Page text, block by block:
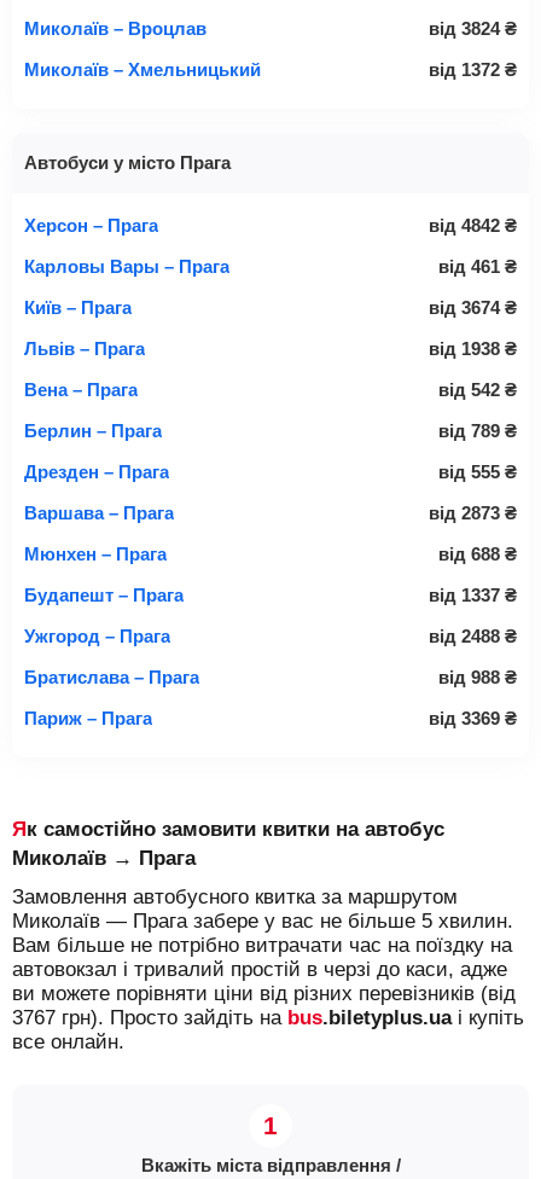
Миколаїв – Вроцлав
від 3824 ₴
Миколаїв – Хмельницький
від 1372 ₴
Автобуси у місто Прага
Херсон – Прага від 4842 ₴
Карловы Вары – Прага
від 461 ₴
Київ – Прага
від 3674 ₴
Львів – Прага
від 1938 ₴
Вена – Прага
від 542 ₴
Берлин – Прага
від 789 ₴
Дрезден – Прага
від 555 ₴
Варшава – Прага
від 2873 ₴
Мюнхен – Прага
від 688 ₴
Будапешт – Прага
від 1337 ₴
Ужгород – Прага
від 2488 ₴
Братислава – Прага
від 988 ₴
Париж – Прага
від 3369 ₴
Як самостійно замовити квитки на автобус
Миколаїв → Прага
Замовлення автобусного квитка за маршрутом
Миколаїв — Прага забере у вас не більше 5 хвилин.
Вам більше не потрібно витрачати час на поїздку на
автовокзал і тривалий простій в черзі до каси, адже
ви можете порівняти ціни від різних перевізників (від
3767 грн). Просто зайдіть на bus.biletyplus.uaі купіть
все онлайн.
Вкажіть міста відправлення /